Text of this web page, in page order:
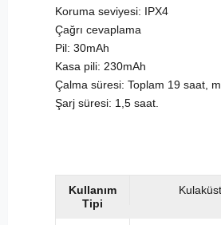
Koruma seviyesi: IPX4
Çağrı cevaplama
Pil: 30mAh
Kasa pili: 230mAh
Çalma süresi: Toplam 19 saat,
Şarj süresi: 1,5 saat.
Kullanım
Tipi